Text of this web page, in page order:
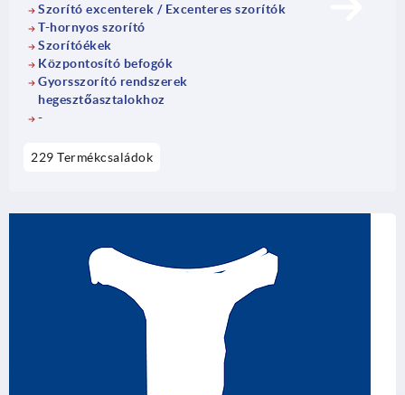
Szorító excenterek / Excenteres szorítók
T-hornyos szorító
Szorítóékek
Központosító befogók
Gyorsszorító rendszerek
hegesztőasztalokhoz
-
229 Termékcsaládok